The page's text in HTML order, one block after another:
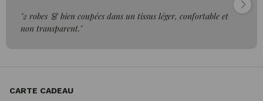
"2 robes 👗 bien coupées dans un tissus léger, confortable et
non transparent."
CARTE CADEAU